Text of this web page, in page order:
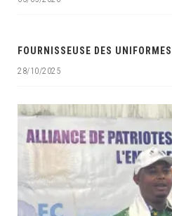
28/10/2025